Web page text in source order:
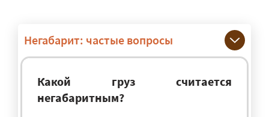
Негабарит: частые вопросы
Какой груз считается
негабаритным?